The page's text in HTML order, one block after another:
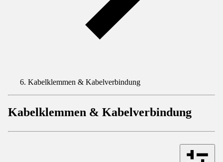
Kabelklemmen & Kabelverbindung
Kabelklemmen & Kabelverbindung